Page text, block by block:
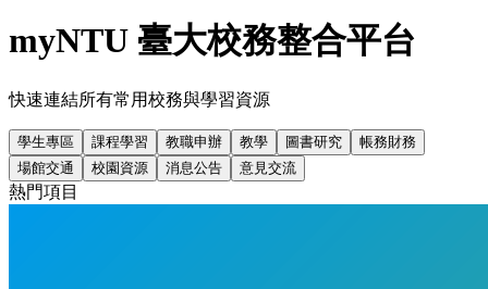
myNTU 臺大校務整合平台
快速連結所有常用校務與學習資源
學生專區 課程學習 教職申辦 教學 圖書研究
帳務財務
場館交通
校園資源 消息公告 意見交流
熱門項目